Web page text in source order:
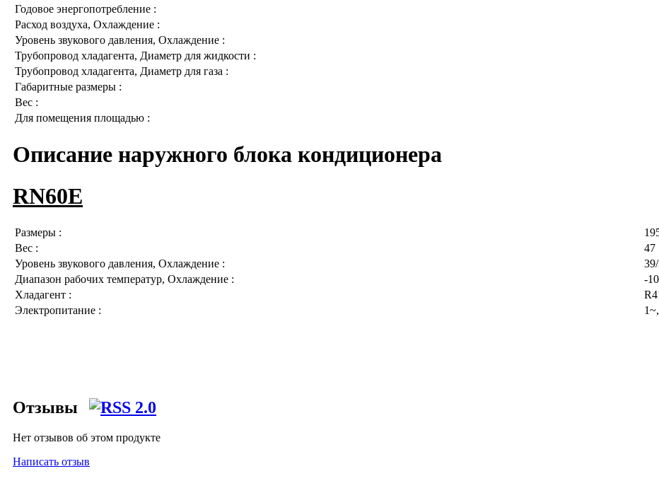
Годовое энергопотребление :
Расход воздуха, Охлаждение :
Уровень звукового давления, Охлаждение :
Трубопровод хладагента, Диаметр для жидкости :
Трубопровод хладагента, Диаметр для газа :
Габаритные размеры :
Вес :
Для помещения площадью :
Описание наружного блока кондиционера
RN60E
Pазмеры :
Вес :
47
Уровень звукового давления, Охлаждение :
Диапазон рабочих температур, Охлаждение :
-
Хладагент :
Электропитание :
Отзывы
Нет отзывов об этом продукте
Написать отзыв